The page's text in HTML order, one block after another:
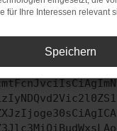
versucht hast,
für Ihre Interessen relevant
Speichern